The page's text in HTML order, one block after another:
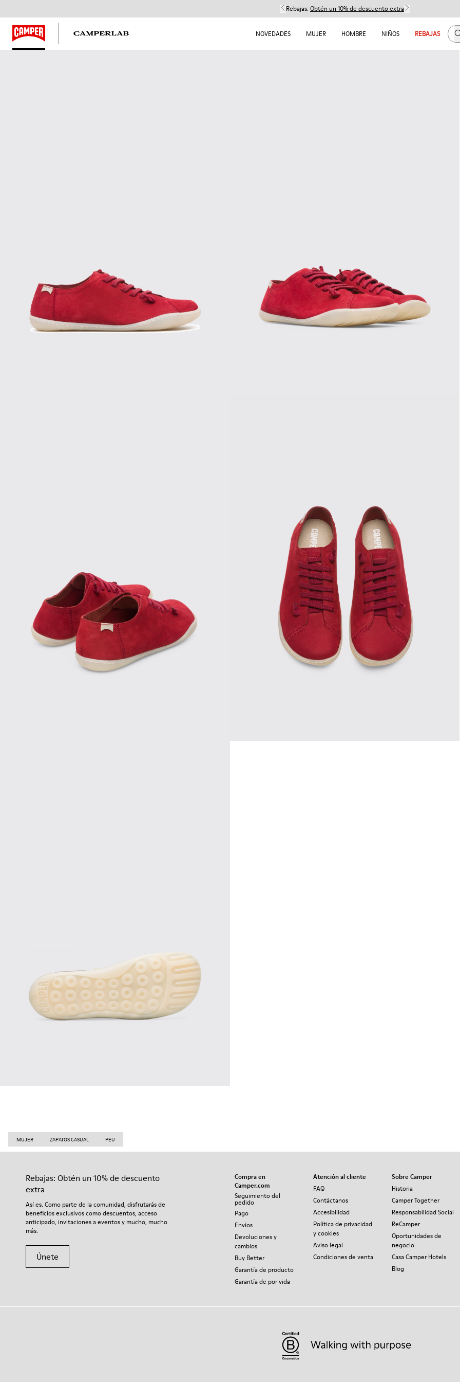
Rebajas: Obtén un 10% de descuento extra
NOVEDADES MUJER HOMBRE NIÑOS REBAJAS
MUJER ZAPATOS CASUAL PEU
Rebajas: Obtén un 10% de descuento
extra
Así es. Como parte de la comunidad, disfrutarás de
beneficios exclusivos como descuentos, acceso
anticipado, invitaciones a eventos y mucho, mucho
más.
Únete
Compra en
Camper.com
Seguimiento del
pedido
Pago
Envíos
Devoluciones y
cambios
Buy Better
Garantía de producto
Garantía de por vida
Atención al cliente
FAQ
Contáctanos
Accesibilidad
Política de privacidad
y cookies
Aviso legal
Condiciones de venta
Sobre Camper
Historia
Camper Together
Responsabilidad Social
ReCamper
Oportunidades de
negocio
Casa Camper Hotels
Blog